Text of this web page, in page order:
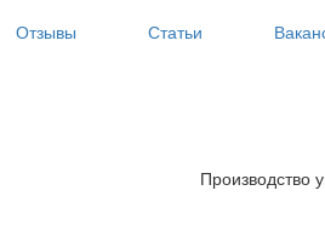
Отзывы Статьи
Производство